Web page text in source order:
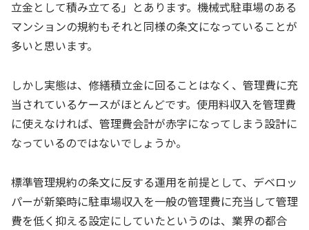
立金として積み立てる」とあります。機械式駐車場のある
マンションの規約もそれと同様の条文になっていることが
多いと思います。
しかし実態は、修繕積立金に回ることはなく、管理費に充
当されているケースがほとんどです。使用料収入を管理費
に使えなければ、管理費会計が赤字になってしまう設計に
なっているのではないでしょうか。
標準管理規約の条文に反する運用を前提として、デベロッ
パーが新築時に駐車場収入を一般の管理費に充当して管理
費を低く抑える設定にしていたというのは、業界の都合